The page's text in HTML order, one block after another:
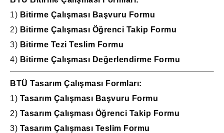
1) Bitirme Çalışması Başvuru Formu
2) Bitirme Çalışması Öğrenci Takip Formu
3) Bitirme Tezi Teslim Formu
4) Bitirme Çalışması Değerlendirme Formu
BTÜ Tasarım Çalışması Formları:
1) Tasarım Çalışması Başvuru Formu
2) Tasarım Çalışması Öğrenci Takip Formu
3) Tasarım Çalışması Teslim Formu